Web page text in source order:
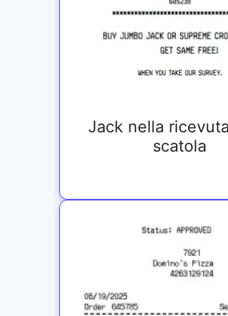
Jack nella
scatola